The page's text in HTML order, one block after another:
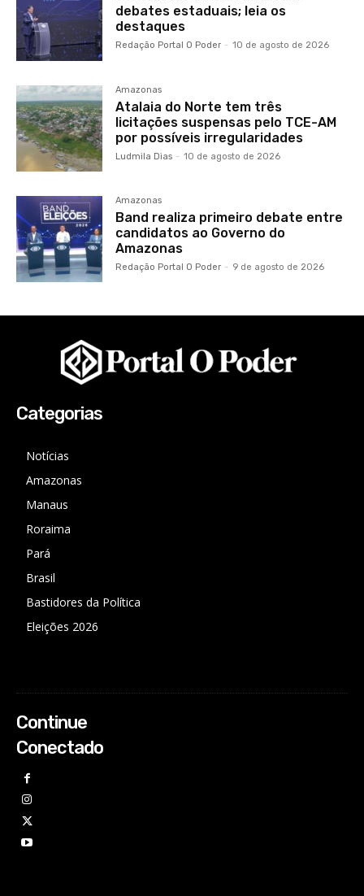
debates estaduais; leia os
destaques
Redação Portal O Poder - 10 de agosto de 2026
Amazonas
Atalaia do Norte tem três
licitações suspensas pelo TCE-AM
por possíveis irregularidades
Ludmila Dias - 10 de agosto de 2026
Amazonas
Band realiza primeiro debate entre
candidatos ao Governo do
Amazonas
Redação Portal O Poder - 9 de agosto de 2026
Categorias
Notícias
Amazonas
Manaus
Roraima
Pará
Brasil
Bastidores da Política
Eleições 2026
Continue
Conectado